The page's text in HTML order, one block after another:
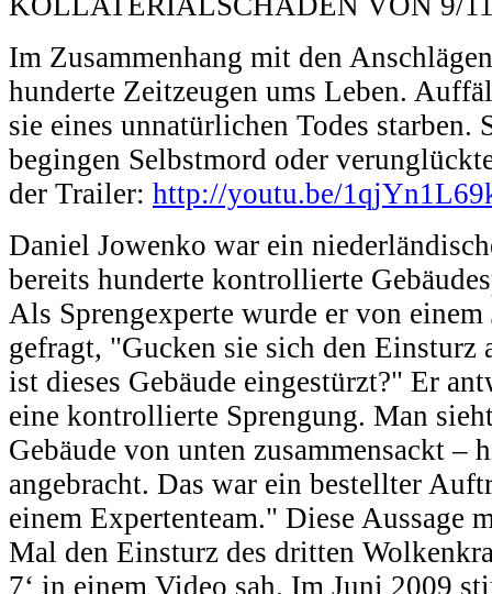
Im Zusammenhang mit den
hunderte Zeitzeugen ums Leben.
sie eines unnatürlichen Todes starben.
begingen Selbstmord oder
der Trailer: http://youtu.be/
Daniel Jowenko war ein
bereits hunderte kontrollierte
Als Sprengexperte wurde er von
gefragt, "Gucken sie sich den Einsturz
ist dieses Gebäude eingestürzt?" Er
eine kontrollierte Sprengung. Man
Gebäude von unten zusammensackt –
angebracht. Das war ein bestellter
einem Expertenteam." Diese Aussage
Mal den Einsturz des dritten
7‘ in einem Video sah. Im Juni 2009